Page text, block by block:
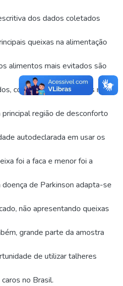
dos dados coletados
queixas na alimentação
alimentos mais evitados são
com cabo finos e pegas não
região de desconforto
autodeclarada em usar os
foi a faca e menor foi a
de Parkinson adapta-se
não apresentando queixas
grande parte da amostra
de utilizar talheres
no Brasil.